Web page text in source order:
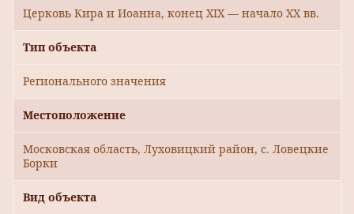
Церковь Кира и Иоанна, конец XIX — начало ХХ вв.
Тип объекта
Регионального значения
Местоположение
Московская область, Луховицкий район, с. Ловецкие
Борки
Вид объекта